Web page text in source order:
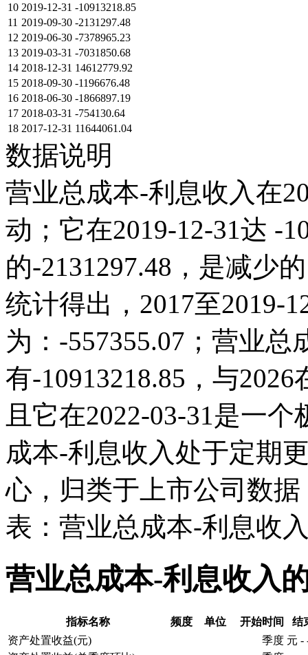
10 2019-12-31 -10913218.85
11 2019-09-30 -2131297.48
12 2019-06-30 -7378965.23
13 2019-03-31 -7031850.68
14 2018-12-31 14612779.92
15 2018-09-30 -1196676.48
16 2018-06-30 -1866897.19
17 2018-03-31 -754130.64
18 2017-12-31 11644061.04
数据说明
营业总成本-利息收入在
动；它在2019-12-31达 -
的-2131297.48，是减少
统计得出，2017至2019-
为：-557355.07；营业总
有-10913218.85，与
且它在2022-03-31是一
成本-利息收入处于定期
心，归类于上市公司数
表：营业总成本-利息收
营业总成本-利息收入
指标名称 频度 单位 开始时间
结
资产处置收益(元)
季度 元 -